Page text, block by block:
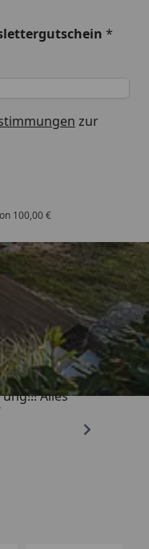
mit
*
zur
100,00 €
Alles